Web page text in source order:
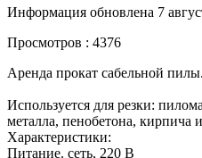
Информация обновлена 7
Просмотров : 4376
Аренда прокат сабельной пилы.
Используется для резки:
металла, пенобетона, кирпича
Характеристики:
Питание. сеть, 220 В